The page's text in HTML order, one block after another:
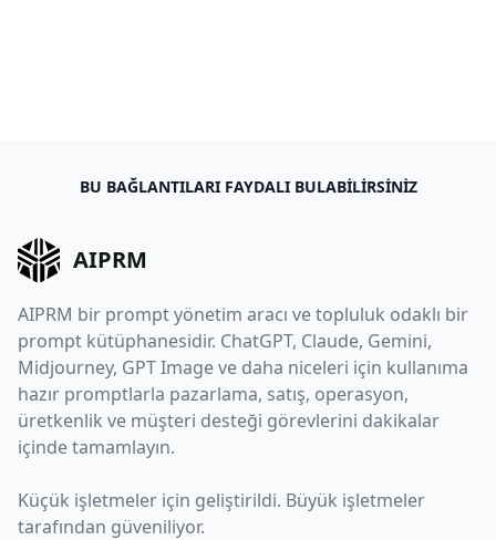
BU BAĞLANTILARI FAYDALI BULABILIRSINIZ
AIPRM
AIPRM bir prompt yönetim aracı ve topluluk odaklı bir
prompt kütüphanesidir. ChatGPT, Claude, Gemini,
Midjourney, GPT Image ve daha niceleri için kullanıma
hazır promptlarla pazarlama, satış, operasyon,
üretkenlik ve müşteri desteği görevlerini dakikalar
içinde tamamlayın.
Küçük işletmeler için geliştirildi. Büyük işletmeler
tarafından güveniliyor.